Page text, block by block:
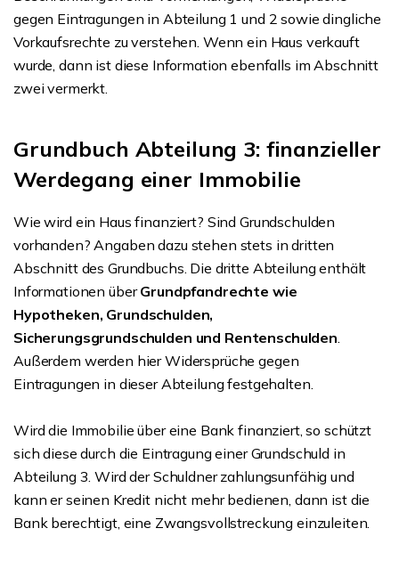
gegen Eintragungen in Abteilung 1 und 2 sowie dingliche
Vorkaufsrechte zu verstehen. Wenn ein Haus verkauft
wurde, dann ist diese Information ebenfalls im Abschnitt
zwei vermerkt.
Grundbuch Abteilung 3: finanzieller
Werdegang einer Immobilie
Wie wird ein Haus finanziert? Sind Grundschulden
vorhanden? Angaben dazu stehen stets in dritten
Abschnitt des Grundbuchs. Die dritte Abteilung enthält
Informationen überGrundpfandrechte wie
Hypotheken, Grundschulden,
Sicherungsgrundschulden und Rentenschulden.
Außerdem werden hier Widersprüche gegen
Eintragungen in dieser Abteilung festgehalten.
Wird die Immobilie über eine Bank finanziert, so schützt
sich diese durch die Eintragung einer Grundschuld in
Abteilung 3. Wird der Schuldner zahlungsunfähig und
kann er seinen Kredit nicht mehr bedienen, dann ist die
Bank berechtigt, eine Zwangsvollstreckung einzuleiten.